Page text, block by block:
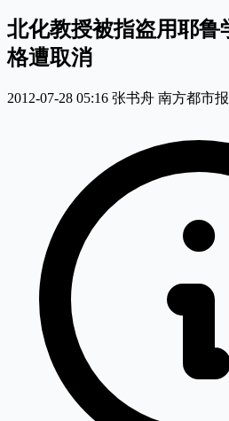
北化教授被指盗用耶鲁
格遭取消
2012-07-28 05:16 张书舟 南方都市报